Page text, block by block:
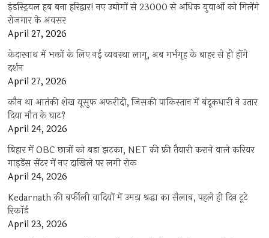
इंडस्ट्रियल हब बना हरिद्वार! नए उद्योगों से 23000 से अधिक युवाओं को मिलेंगे
रोजगार के अवसर
April 27, 2026
केदारनाथ में भक्तों के लिए नई व्यवस्था लागू, अब गर्भगृह के बाहर से ही होंगे
दर्शन
April 27, 2026
कौन था आतंकी शेख यूसुफ अफरीदी, जिसकी पाकिस्तान में बंदूकधारी ने उतार
दिया मौत के घाट?
April 24, 2026
बिहार में OBC छात्रों को बड़ा झटका, NET की फ्री तैयारी कराने वाले करियर
गाइडेंस सेंटर में नए दाखिले पर लगी रोक
April 24, 2026
Kedarnath की बर्फीली वादियों में उमड़ा श्रद्धा का सैलाब, पहले ही दिन टूटे
रिकॉर्ड
April 23, 2026